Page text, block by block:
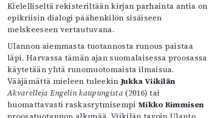
Kielelliseltä rekisteriltään kirjan parhainta antia on
epikriisin dialogi päähenkilön sisäiseen
melskeeseen vertautuvana.
Ulannon aiemmasta tuotannosta runous paistaa
läpi. Harvassa tämän ajan suomalaisessa proosassa
käytetään yhtä runomuotomaista ilmaisua.
Vääjämättä mieleen tuleekin Jukka Viikilän
Akvarelleja Engelin kaupungista (2016) tai
huomattavasti raskasrytmisempi Mikko Rimmisen